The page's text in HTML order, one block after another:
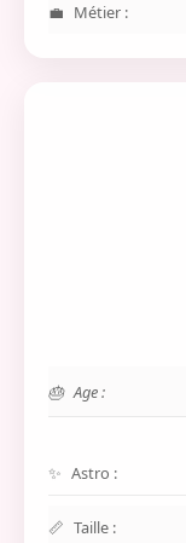
Métier :
Age :
Astro :
Taille :